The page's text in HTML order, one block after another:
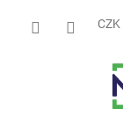
CZK